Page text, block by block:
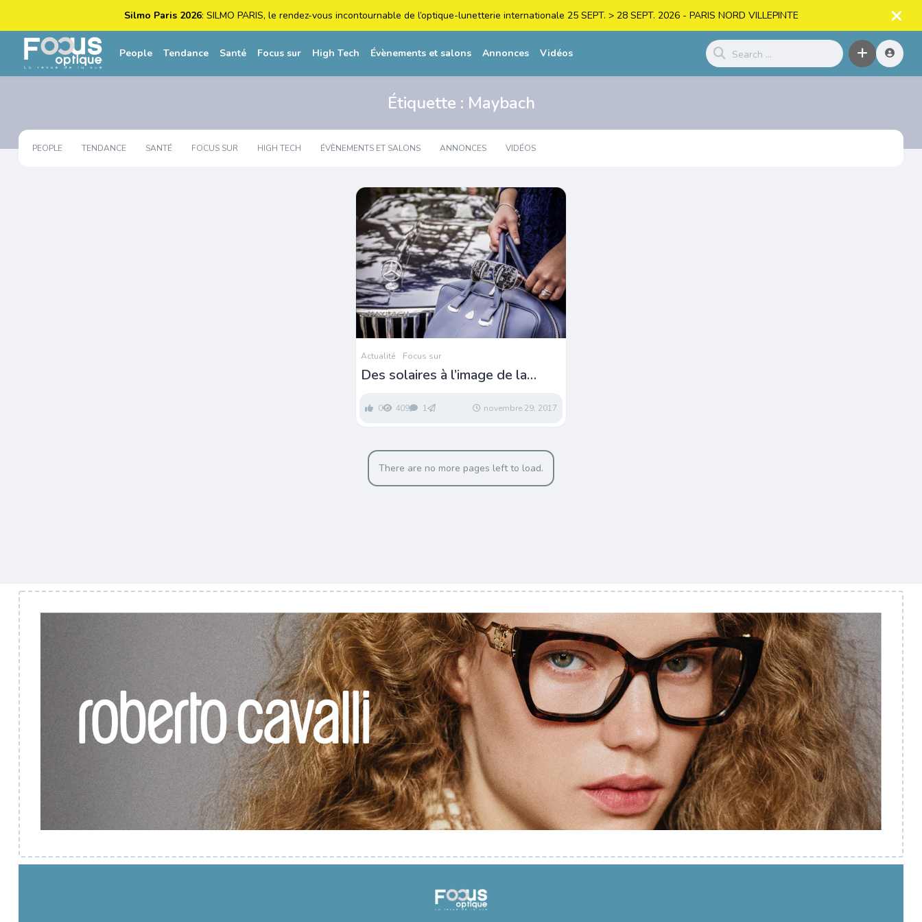
Silmo Paris 2026: SILMO PARIS, le rendez-vous incontournable de l’optique-lunetterie internationale 25 SEPT. > 28 SEPT. 2026 - PARIS NORD VILLEPINTE
People Tendance Santé Focus sur High Tech Évènements et salons Annonces Vidéos
Étiquette : Maybach
PEOPLE TENDANCE SANTÉ FOCUS SUR HIGH TECH ÉVÈNEMENTS ET SALONS ANNONCES VIDÉOS
Actualité Focus sur
Des solaires à l’image de la
Cabriolet
0 409 1 novembre 29, 2017
There are no more pages left to load.